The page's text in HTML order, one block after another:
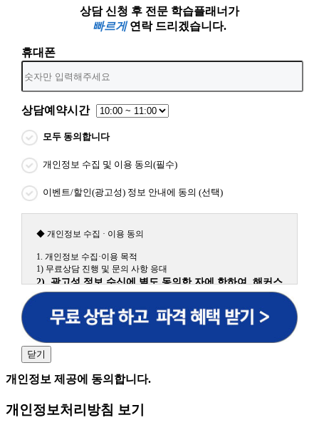
상담 신청 후 전문 학습플래너가
빠르게연락 드리겠습니다.
휴대폰
상담예약시간
모두 동의합니다
개인정보 수집 및 이용 동의(필수)
이벤트/할인(광고성) 정보 안내에 동의 (선택)
◆ 개인정보 수집 · 이용 동의
1. 개인정보 수집·이용 목적
1) 무료상담 진행 및 문의 사항 응대
2) 광고성 정보 수신에 별도 동의한 자에 한하여 해커스
원격평생교육원을 비롯한 해커스 교육그룹의 새로운 서
비스 신상품이나 이벤트, 최신 정보 안내 등 신청자의 취
향에 맞는 최적의 서비스를 제공하기 위함.
어, 해커스일본어, 해커스잡, 해커스금융, 해커스임용, 해커스공무
원, 해커스경찰, 해커스소방, 해커스공인중개사, 해커스주택관리
사, 해커스편입 등)
3. 개인정보 보유/이용 기간: 법령상 정하는 경우를 제
닫기
개인정보 제공에 동의합니다.
개인정보처리방침 보기